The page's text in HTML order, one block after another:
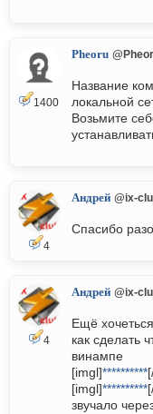
1400
Pheoru
Название
локальной
Возьмите
4
Андрей @ix-
Спасибо
4
Андрей @ix-
Ещё
как сделать
винампе
[imgl]**********
[imgl]**********
звучало